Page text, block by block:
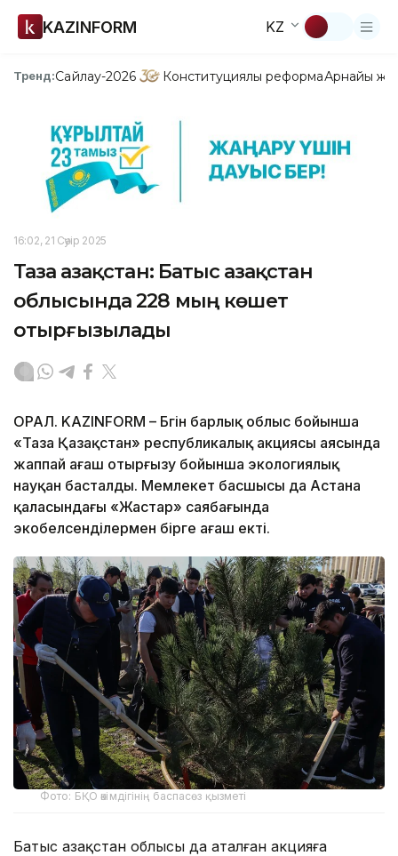
KAZINFORM KZ
Тренд:Сайлау-2026 Конституциялық реформаАрнайы
16:02, 21 Сәуір 2025
Таза Қазақстан: Батыс Қазақстан
облысында 228 мың көшет
отырғызылады
ОРАЛ. KAZINFORM – Бүгін барлық облыс бойынша
«Таза Қазақстан» республикалық акциясы аясында
жаппай ағаш отырғызу бойынша экологиялық
науқан басталды. Мемлекет басшысы да Астана
қаласындағы «Жастар» саябағында
экобелсенділермен бірге ағаш екті.
Фото: БҚО әкімдігінің баспасөз қызметі
Батыс Қазақстан облысы да аталған акцияға